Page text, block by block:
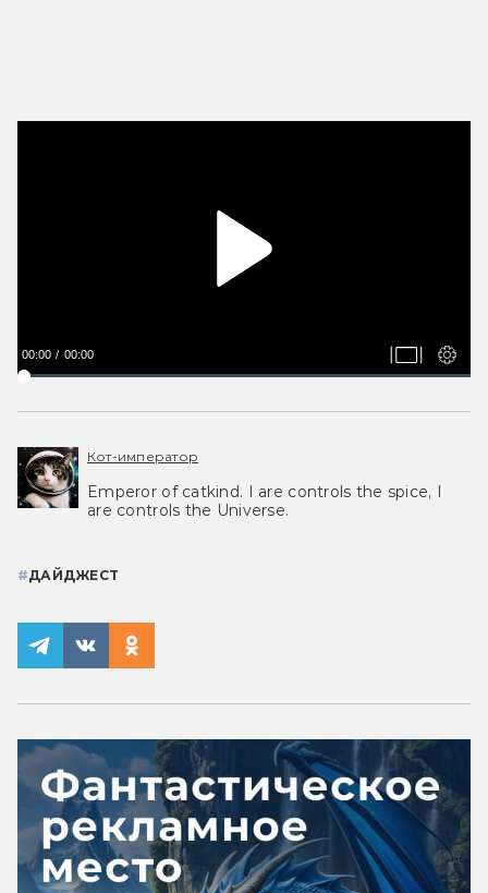
00:00 00:00
Кот-император
Emperor of catkind. I are controls the spice, I
are controls the Universe.
#ДАЙДЖЕСТ